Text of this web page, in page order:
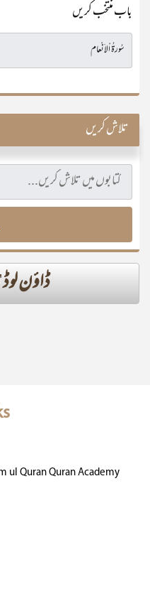
باب منتخب کریں
تلاش کریں
ڈاؤن لوڈ PDF
ul Quran Quran Academy